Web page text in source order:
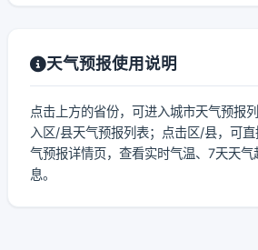
天气预报使用说明
点击上方的省份，可进入城市天气预报
入区/县天气预报列表；点击区/县，可
气预报详情页，查看实时气温、7天天
息。